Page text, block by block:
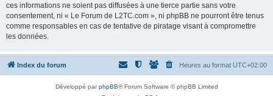
ces informations ne soient pas diffusées à une tierce partie sans votre
consentement, ni « Le Forum de L2TC.com », ni phpBB ne pourront être tenus
comme responsables en cas de tentative de piratage visant à compromettre
les données.
Index du forum Heures au format UTC+02:00
Développé parphpBB® Forum Software © phpBB Limited